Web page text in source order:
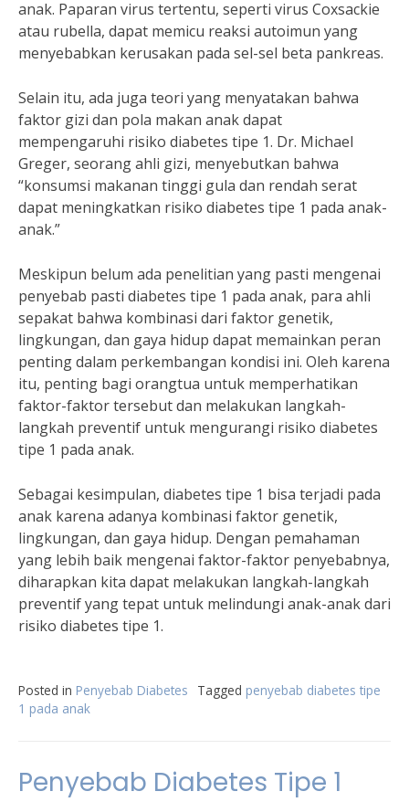
anak. Paparan virus tertentu, seperti virus Coxsackie
atau rubella, dapat memicu reaksi autoimun yang
menyebabkan kerusakan pada sel-sel beta pankreas.
Selain itu, ada juga teori yang menyatakan bahwa
faktor gizi dan pola makan anak dapat
mempengaruhi risiko diabetes tipe 1. Dr. Michael
Greger, seorang ahli gizi, menyebutkan bahwa
“konsumsi makanan tinggi gula dan rendah serat
dapat meningkatkan risiko diabetes tipe 1 pada anak-
anak.”
Meskipun belum ada penelitian yang pasti mengenai
penyebab pasti diabetes tipe 1 pada anak, para ahli
sepakat bahwa kombinasi dari faktor genetik,
lingkungan, dan gaya hidup dapat memainkan peran
penting dalam perkembangan kondisi ini. Oleh karena
itu, penting bagi orangtua untuk memperhatikan
faktor-faktor tersebut dan melakukan langkah-
langkah preventif untuk mengurangi risiko diabetes
tipe 1 pada anak.
Sebagai kesimpulan, diabetes tipe 1 bisa terjadi pada
anak karena adanya kombinasi faktor genetik,
lingkungan, dan gaya hidup. Dengan pemahaman
yang lebih baik mengenai faktor-faktor penyebabnya,
diharapkan kita dapat melakukan langkah-langkah
preventif yang tepat untuk melindungi anak-anak dari
risiko diabetes tipe 1.
Posted in Penyebab Diabetes Tagged penyebab diabetes tipe
1 pada anak
Penyebab Diabetes Tipe 1